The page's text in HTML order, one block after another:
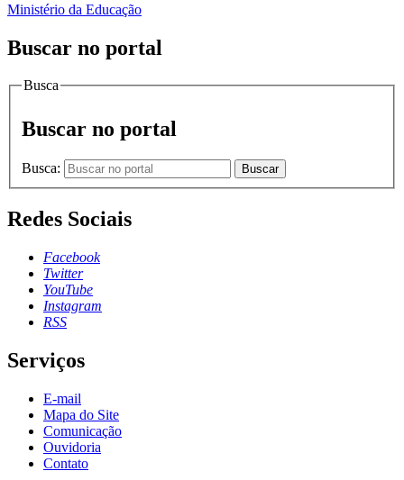
Ministério da Educação
Buscar no portal
Busca
Buscar no portal
Busca: Buscar
Redes Sociais
Facebook
Twitter
YouTube
Instagram
RSS
Serviços
E-mail
Mapa do Site
Comunicação
Ouvidoria
Contato